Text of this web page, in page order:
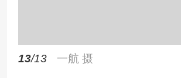
13/13 一航 摄